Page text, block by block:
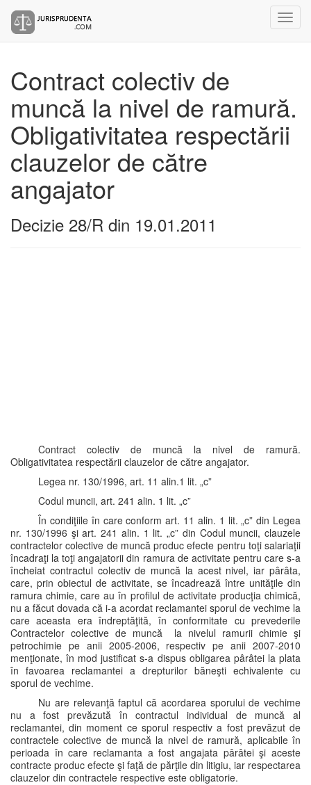
Contract colectiv de
muncă la nivel de ramură.
Obligativitatea respectării
clauzelor de către
angajator
Decizie 28/R din 19.01.2011
Contract colectiv de muncă la nivel de ramură.
Obligativitatea respectării clauzelor de către angajator.
Legea nr. 130/1996, art. 11 alin.1 lit. „c”
Codul muncii, art. 241 alin. 1 lit. „c”
În condiţiile în care conform art. 11 alin. 1 lit. „c” din Legea
nr. 130/1996 şi art. 241 alin. 1 lit. „c” din Codul muncii, clauzele
contractelor colective de muncă produc efecte pentru toţi salariaţii
încadraţi la toţi angajatorii din ramura de activitate pentru care s-a
încheiat contractul colectiv de muncă la acest nivel, iar pârâta,
care, prin obiectul de activitate, se încadrează între unităţile din
ramura chimie, care au în profilul de activitate producţia chimică,
nu a făcut dovada că i-a acordat reclamantei sporul de vechime la
care aceasta era îndreptăţită, în conformitate cu prevederile
Contractelor colective de muncă la nivelul ramurii chimie şi
petrochimie pe anii 2005-2006, respectiv pe anii 2007-2010
menţionate, în mod justificat s-a dispus obligarea pârâtei la plata
în favoarea reclamantei a drepturilor băneşti echivalente cu
sporul de vechime.
Nu are relevanţă faptul că acordarea sporului de vechime
nu a fost prevăzută în contractul individual de muncă al
reclamantei, din moment ce sporul respectiv a fost prevăzut de
contractele colective de muncă la nivel de ramură, aplicabile în
perioada în care reclamanta a fost angajata pârâtei şi aceste
contracte produc efecte şi faţă de părţile din litigiu, iar respectarea
clauzelor din contractele respective este obligatorie.